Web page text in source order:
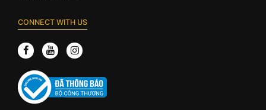
CONNECT WITH US